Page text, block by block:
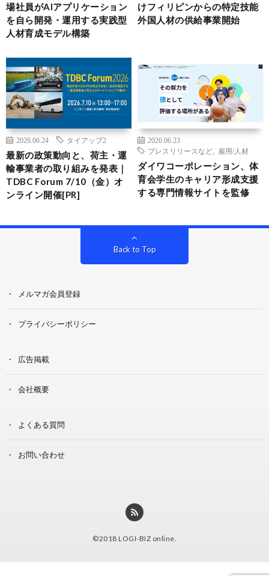
場社員がAIアプリケーション
を自ら開発・運用する実践型
人材育成モデル構築
けフィリピンからの特定技能
外国人材の供給事業開始
2026.06.24 タイアップ2
最新の政策動向と、荷主・運
輸事業者の取り組みを発表｜
TDBC Forum 7/10（金）オ
ンライン開催[PR]
2026.06.23
プレスリリースなど
雇用/人材
ダイワコーポレーション、体
育会学生のキャリア形成支援
する専門情報サイトを監修
Back to Top
メルマガ会員登録
プライバシーポリシー
広告掲載
会社概要
よくある質問
お問い合わせ
©2018 LOGI-BIZ online